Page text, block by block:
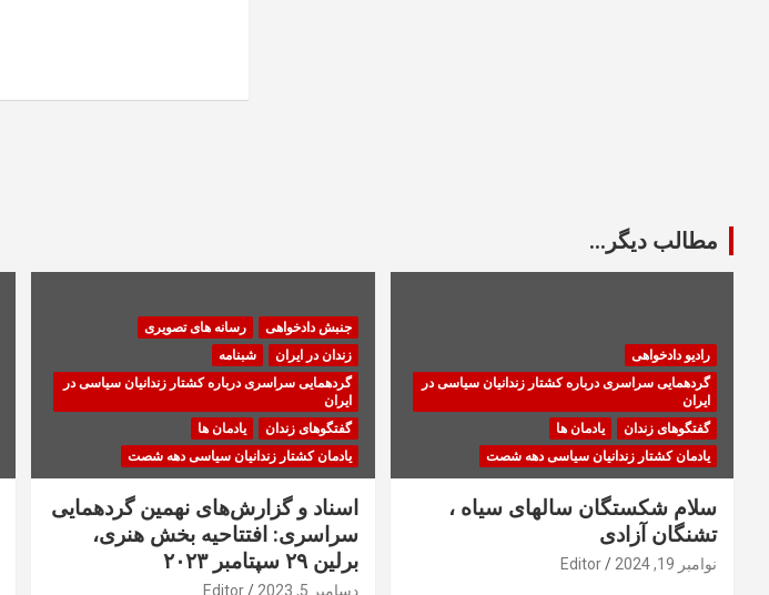
مطالب دیگر...
رادیو دادخواهی
گردهمایی سراسری درباره کشتار زندانیان سیاسی در
ایران
گفتگوهای زندان
یادمان ها
یادمان کشتار زندانیان سیاسی دهه شصت
سلام شکستگان سالهای سیاه ،
تشنگان آزادی
نوامبر 19, 2024 Editor
جنبش دادخواهی
رسانه های تصویری
زندان در ایران
شبنامه
گردهمایی سراسری درباره کشتار زندانیان سیاسی در
ایران
گفتگوهای زندان
یادمان ها
یادمان کشتار زندانیان سیاسی دهه شصت
اسناد و گزارش‌های نهمین گردهمایی
سراسری: افتتاحیه بخش هنری،
برلین ۲۹ سپتامبر ۲۰۲۳
دسامبر 5, 2023 Editor